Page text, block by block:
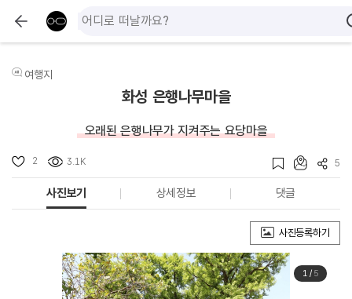
여행지
화성 은행나무마을
오래된 은행나무가 지켜주는 요당마을
2 3.1K 5
사진보기 상세정보 댓글
사진등록하기
1/ 5